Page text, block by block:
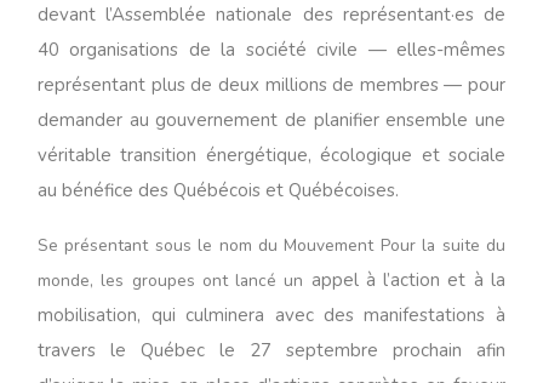
devant l’Assemblée nationale des représentant·es de
40 organisations de la société civile — elles-mêmes
représentant plus de deux millions de membres — pour
demander au gouvernement de planifier ensemble une
véritable transition énergétique, écologique et sociale
au bénéfice des Québécois et Québécoises.
Se présentant sous le nom du Mouvement Pour la suite du
monde, les groupes ont lancé un appel à l’action et à la
mobilisation, qui culminera avec des manifestations à
travers le Québec le 27 septembre prochain afin